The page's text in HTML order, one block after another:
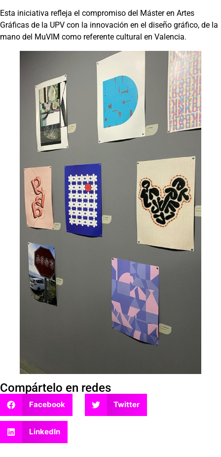
Esta iniciativa refleja el compromiso del Máster en Artes
Gráficas de la UPV con la innovación en el diseño gráfico, de la
mano del MuVIM como referente cultural en Valencia.
Compártelo en redes
Facebook Twitter
LinkedIn